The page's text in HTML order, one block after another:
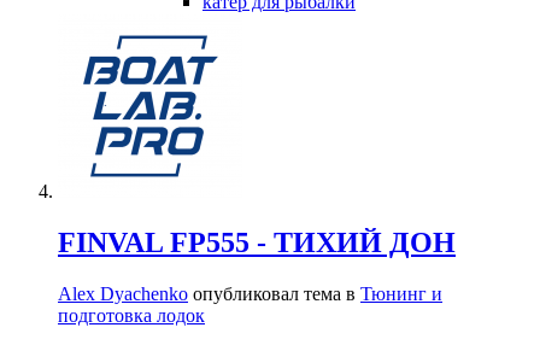
FINVAL FP555 - ТИХИЙ ДОН
Alex Dyachenko опубликовал тема в Тюнинг и
подготовка лодок